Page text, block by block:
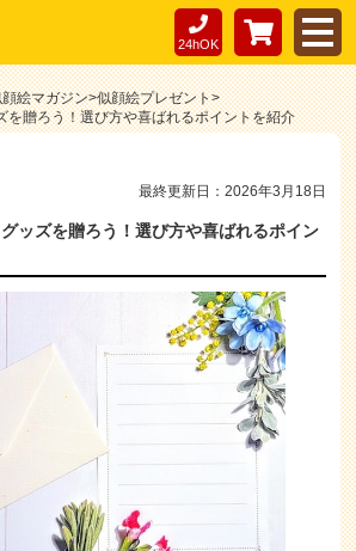
24hOK
顔絵マガジン>似顔絵プレゼント>
を贈ろう！選び方や喜ばれるポイントを紹介
最終更新日：2026年3月18日
ッズを贈ろう！選び方や喜ばれるポイン